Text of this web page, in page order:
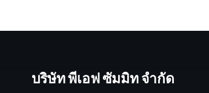
บริษัท พีเอฟ ซัมมิท จำกัด